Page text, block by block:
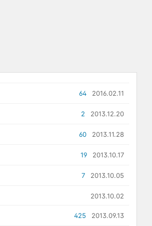
2016.02.11
64
2013.12.20
2
2013.11.28
60
2013.10.17
19
2013.10.05
7
2013.10.02
2013.09.13
425